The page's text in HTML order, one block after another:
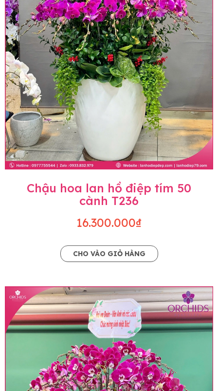
Chậu hoa lan hồ điệp tím 50
cành T236
16.300.000₫
CHO VÀO GIỎ HÀNG